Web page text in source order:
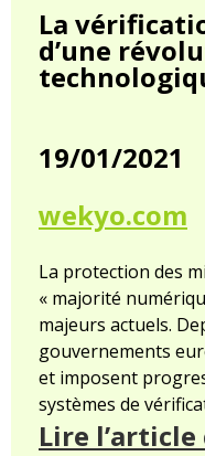
La
d’une
19/01/2021
wekyo.com
La protection des
« majorité
majeurs actuels.
gouvernements
et imposent
systèmes de
Lire